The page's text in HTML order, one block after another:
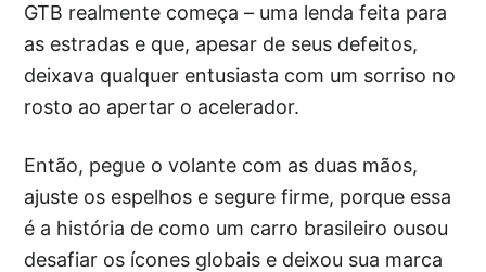
GTB realmente começa – uma lenda feita para
as estradas e que, apesar de seus defeitos,
deixava qualquer entusiasta com um sorriso no
rosto ao apertar o acelerador.
Então, pegue o volante com as duas mãos,
ajuste os espelhos e segure firme, porque essa
é a história de como um carro brasileiro ousou
desafiar os ícones globais e deixou sua marca